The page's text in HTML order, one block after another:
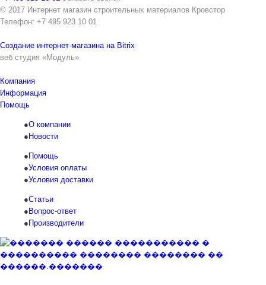
© 2017 Интернет магазин строительных материалов Кровстор
Телефон: +7 495 923 10 01
Создание интернет-магазина на Bitrix
веб студия «Модуль»
Компания
Информация
Помощь
О компании
Новости
Помощь
Условия оплаты
Условия доставки
Статьи
Вопрос-ответ
Производители